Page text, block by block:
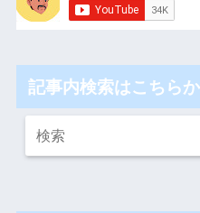
記事内検索はこちら